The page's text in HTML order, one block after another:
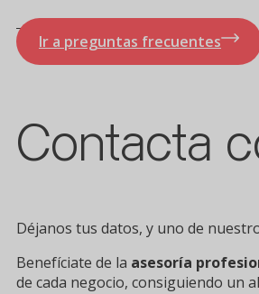
Ir a preguntas frecuentes
Contacta
Déjanos tus datos, y uno de
Benefíciate de la asesoría
de cada negocio, consiguiendo un